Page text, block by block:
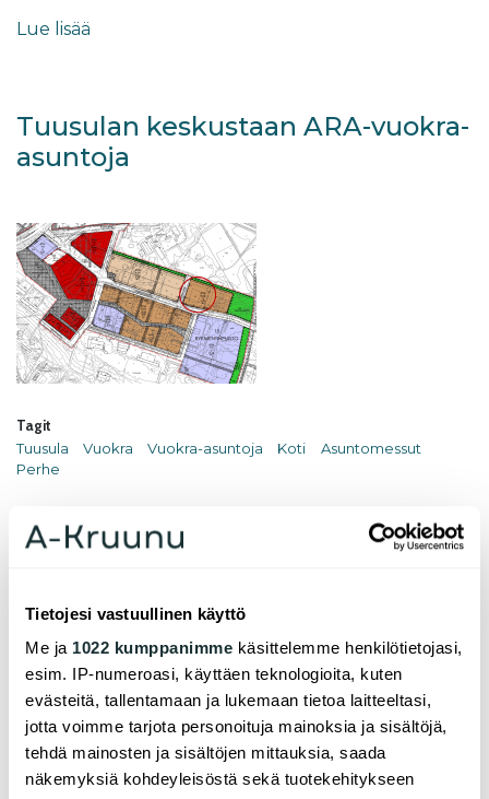
Tietojesi vastuullinen käyttö
Me ja 1022 kumppanimme käsittelemme henkilötietojasi,
esim. IP-numeroasi, käyttäen teknologioita, kuten
evästeitä, tallentamaan ja lukemaan tietoa laitteeltasi,
jotta voimme tarjota personoituja mainoksia ja sisältöjä,
tehdä mainosten ja sisältöjen mittauksia, saada
näkemyksiä kohdeyleisöstä sekä tuotekehitykseen
Lue lisää
Tuusulan keskustaan ARA-vuokra-
asuntoja
Tagit
Tuusula
Vuokra Vuokra-asuntoja Koti
Asuntomessut
Perhe
kiinteistöjen kanssa hankesopimuksen
palveluita on suunniteltu toteutettavaksi noin
130 kohtuuhintaista ARA-vuokra-asuntoa.
Lue lisää
A-Kruunu toteuttaa Sipooseen